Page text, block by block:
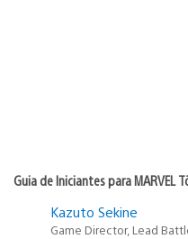
Guia de Iniciantes para MARVEL
Kazuto Sekine
Game Director, Lead